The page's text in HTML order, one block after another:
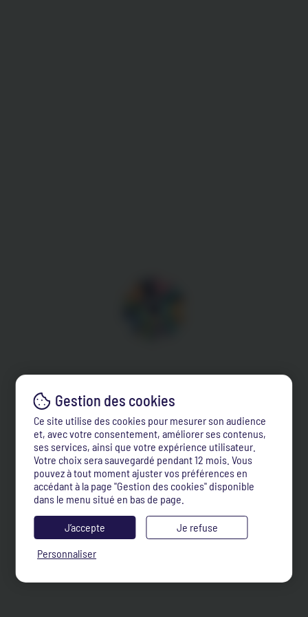
Ce site utilise des cookies pour mesurer son audience
et, avec votre consentement, améliorer ses contenus,
ses services, ainsi que votre expérience utilisateur.
Votre choix sera sauvegardé pendant 12 mois. Vous
pouvez à tout moment ajuster vos préférences en
accédant à la page "Gestion des cookies" disponible
dans le menu situé en bas de page.
J’accepte
Je refuse
Personnaliser